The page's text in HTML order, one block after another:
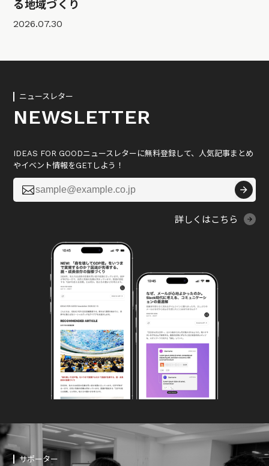
る地域づくり
2026.07.30
ニュースレター
NEWSLETTER
IDEAS FOR GOODニュースレターに無料登録して、人気記事まとめ
やイベント情報をGETしよう！

詳しくはこちら
サポーター